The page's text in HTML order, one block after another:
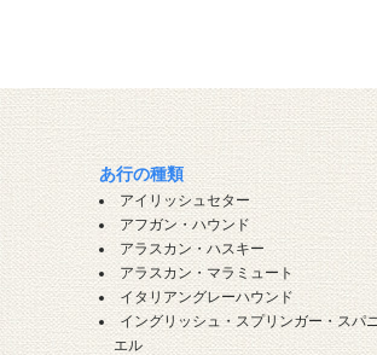
あ行の種類
アイリッシュセター
アフガン・ハウンド
アラスカン・ハスキー
アラスカン・マラミュート
イタリアングレーハウンド
イングリッシュ・スプリンガー・スパ
エル